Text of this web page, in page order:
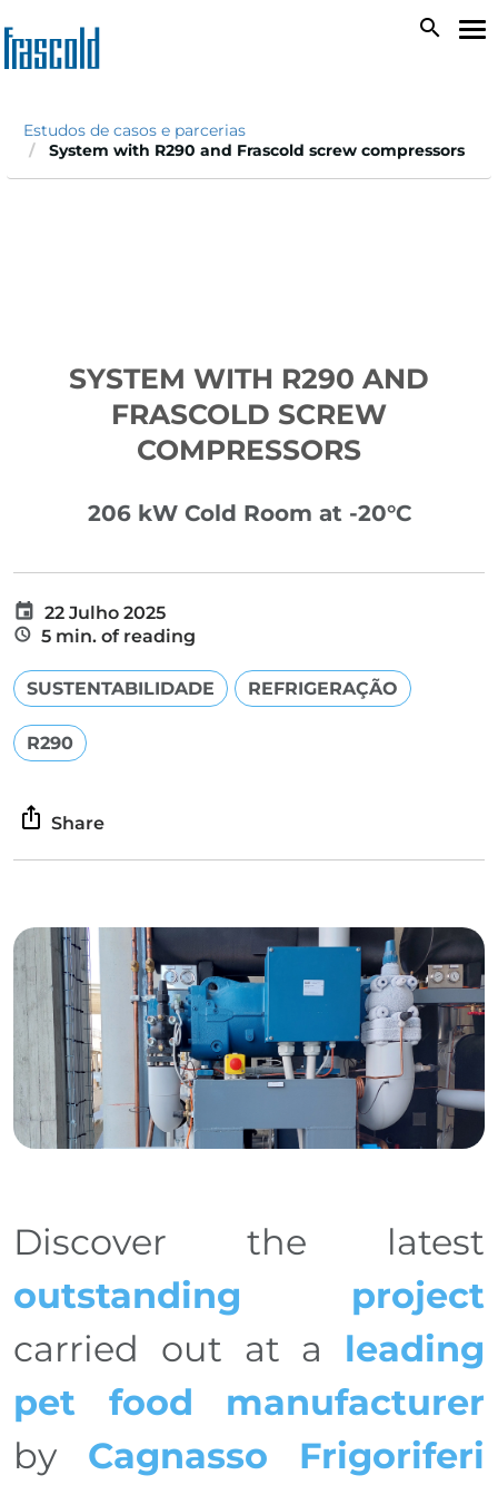
para
o
principal
search
Estudos de casos e parcerias
System with R290 and Frascold screw compressors
SYSTEM WITH R290 AND
FRASCOLD SCREW
COMPRESSORS
206 kW Cold Room at -20°C
22 Julho 2025
5 min. of reading
SUSTENTABILIDADE REFRIGERAÇÃO
R290
Share
Discover the latest
outstanding project
carried out at a leading
pet food manufacturer
by Cagnasso Frigoriferi